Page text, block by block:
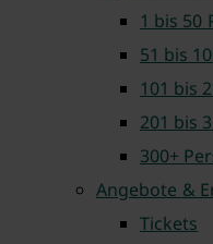
1 bis 50
51 bis
101 bis
201 bis
300+
Angebote &
Tickets